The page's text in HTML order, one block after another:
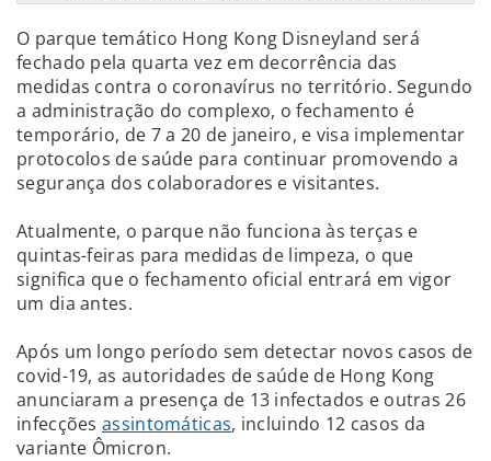
O parque temático Hong Kong Disneyland será
fechado pela quarta vez em decorrência das
medidas contra o coronavírus no território. Segundo
a administração do complexo, o fechamento é
temporário, de 7 a 20 de janeiro, e visa implementar
protocolos de saúde para continuar promovendo a
segurança dos colaboradores e visitantes.
Atualmente, o parque não funciona às terças e
quintas-feiras para medidas de limpeza, o que
significa que o fechamento oficial entrará em vigor
um dia antes.
Após um longo período sem detectar novos casos de
covid-19, as autoridades de saúde de Hong Kong
anunciaram a presença de 13 infectados e outras 26
infecçõesassintomáticas, incluindo 12 casos da
variante Ômicron.